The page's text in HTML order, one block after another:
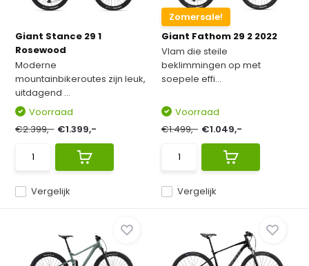
Giant Stance 29 1
Rosewood
Moderne
mountainbikeroutes zijn leuk,
uitdagend ...
Vergelijk
Voorraad
€2.399,- €1.399,-
Zomersale!
Giant Fathom 29 2 2022
Vlam die steile
beklimmingen op met
soepele effi...
Vergelijk
Voorraad
€1.499,- €1.049,-